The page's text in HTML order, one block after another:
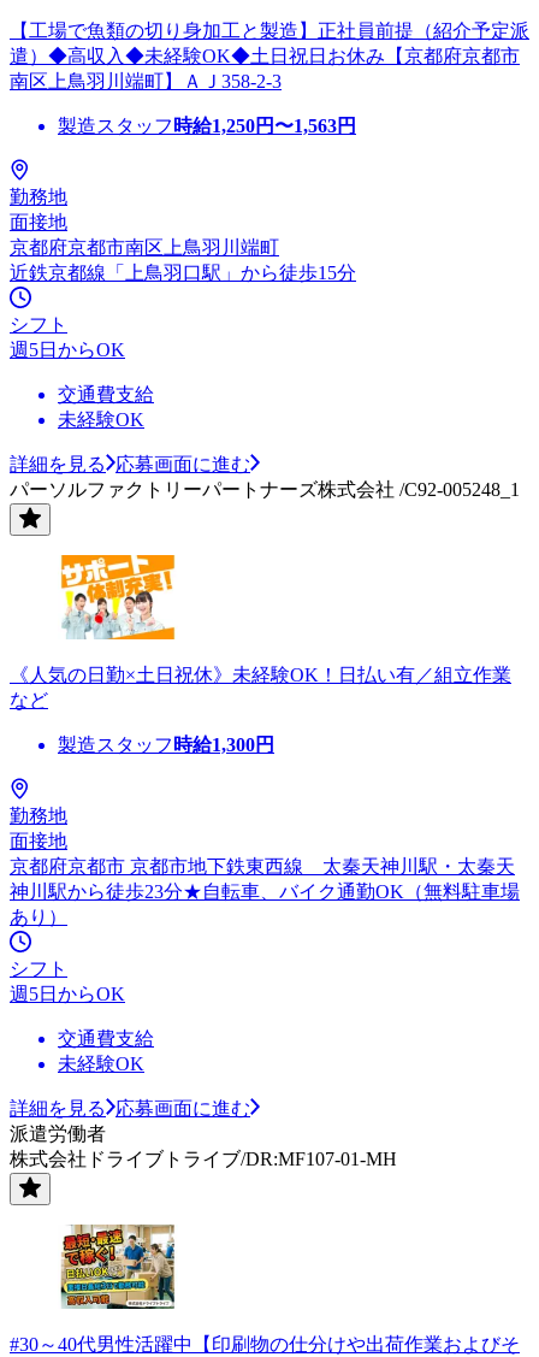
【工場で魚類の切り身加工と製造】正社員前提（紹介予定派
遣）◆高収入◆未経験OK◆土日祝日お休み【京都府京都市
南区上鳥羽川端町】ＡＪ358-2-3
製造スタッフ 時給1,250円〜1,563円
勤務地
面接地
京都府京都市南区上鳥羽川端町
近鉄京都線「上鳥羽口駅」から徒歩15分
シフト
週5日からOK
交通費支給
未経験OK
詳細を見る
応募画面に進む
パーソルファクトリーパートナーズ株式会社 /C92-005248_1
《人気の日勤×土日祝休》未経験OK！日払い有／組立作業
など
製造スタッフ 時給1,300円
勤務地
面接地
京都府京都市 京都市地下鉄東西線 太秦天神川駅・太秦天
神川駅から徒歩23分★自転車、バイク通勤OK（無料駐車場
あり）
シフト
週5日からOK
交通費支給
未経験OK
詳細を見る
応募画面に進む
派遣労働者
株式会社ドライブトライブ/DR:MF107-01-MH
#30～40代男性活躍中【印刷物の仕分けや出荷作業およびそ